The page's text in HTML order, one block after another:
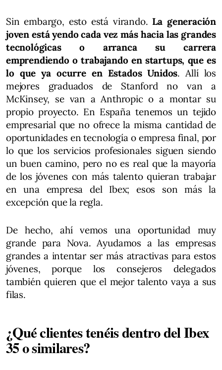
Sin embargo, esto está virando. La generación
joven está yendo cada vez más hacia las grandes
tecnológicas o arranca su carrera
emprendiendo o trabajando en startups, que es
lo que ya ocurre en Estados Unidos. Allí los
mejores graduados de Stanford no van a
McKinsey, se van a Anthropic o a montar su
propio proyecto. En España tenemos un tejido
empresarial que no ofrece la misma cantidad de
oportunidades en tecnología o empresa final, por
lo que los servicios profesionales siguen siendo
un buen camino, pero no es real que la mayoría
de los jóvenes con más talento quieran trabajar
en una empresa del Ibex; esos son más la
excepción que la regla.
De hecho, ahí vemos una oportunidad muy
grande para Nova. Ayudamos a las empresas
grandes a intentar ser más atractivas para estos
jóvenes, porque los consejeros delegados
también quieren que el mejor talento vaya a sus
filas.
¿Qué clientes tenéis dentro del Ibex
35 o similares?